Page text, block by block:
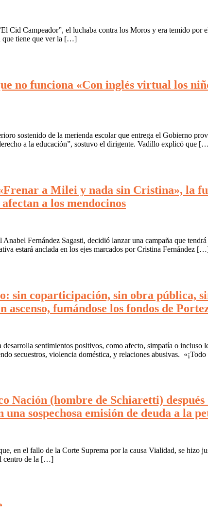
Cid Campeador”, el luchaba contra los Moros y era temido por
que tiene que ver la […]
no funciona «Con inglés virtual los
sostenido de la merienda escolar que entrega el Gobierno
a la educación”, sostuvo el dirigente. Vadillo explicó que
a Milei y nada sin Cristina», la
a los mendocinos
Fernández Sagasti, decidió lanzar una campaña que
estará anclada en los ejes marcados por Cristina Fernández
sin coparticipación, sin obra pública,
ascenso, fumándose los fondos de
sentimientos positivos, como afecto, simpatía o incluso
secuestros, violencia doméstica, y relaciones abusivas.
(hombre de Schiaretti) después
sospechosa emisión de deuda a la
en el fallo de la Corte Suprema por la causa Vialidad, se hizo
centro de la […]